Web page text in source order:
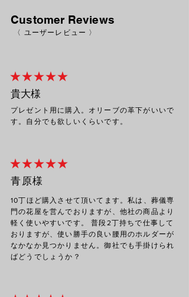
Customer Reviews
〈 ユーザーレビュー 〉
★ ★ ★ ★ ★
貴大様
プレゼント用に購入。オリーブの革下がいいで
す。自分でも欲しいくらいです。
★ ★ ★ ★ ★
青原様
10丁ほど購入させて頂いてます。私は、葬儀専
門の花屋を営んでおりますが、他社の商品より
軽く使いやすいです。 普段2丁持ちで仕事して
おりますが、使い勝手の良い腰用のホルダーが
なかなか見つかりません。御社でも手掛けられ
ばどうでしょうか？